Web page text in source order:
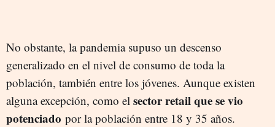
No obstante, la pandemia supuso un descenso
generalizado en el nivel de consumo de toda la
población, también entre los jóvenes. Aunque existen
alguna excepción, como el sector retail que se vio
potenciado por la población entre 18 y 35 años.